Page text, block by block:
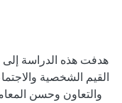
هدفت هذه الدراسة إلى
القيم الشخصية
والتعاون وحسن